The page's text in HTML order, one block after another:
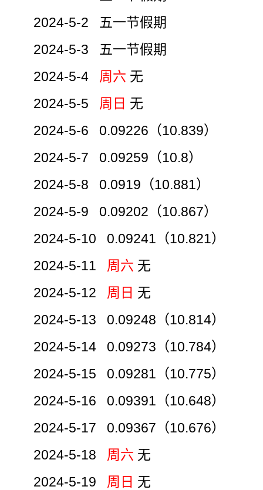
2024-5-2 五一节假期
2024-5-3 五一节假期
2024-5-4 周六 无
2024-5-5 周日 无
2024-5-6 0.09226（10.839）
2024-5-7 0.09259（10.8）
2024-5-8 0.0919（10.881）
2024-5-9 0.09202（10.867）
2024-5-10 0.09241（10.821）
2024-5-11 周六 无
2024-5-12 周日 无
2024-5-13 0.09248（10.814）
2024-5-14 0.09273（10.784）
2024-5-15 0.09281（10.775）
2024-5-16 0.09391（10.648）
2024-5-17 0.09367（10.676）
2024-5-18 周六 无
2024-5-19 周日 无